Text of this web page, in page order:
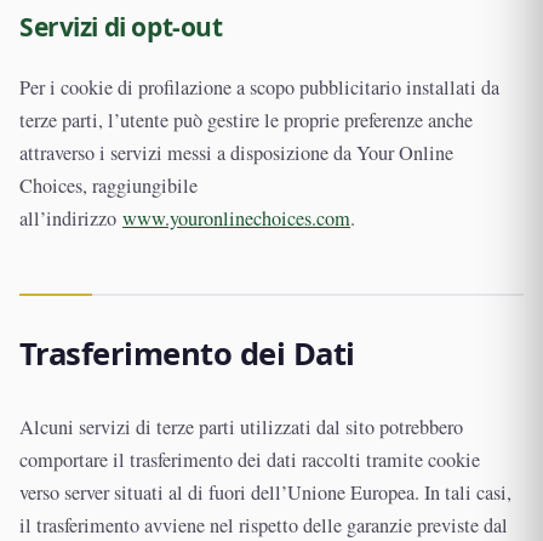
Servizi di opt-out
Per i cookie di profilazione a scopo pubblicitario installati da
terze parti, l’utente può gestire le proprie preferenze anche
attraverso i servizi messi a disposizione da Your Online
Choices, raggiungibile
all’indirizzo www.youronlinechoices.com.
Trasferimento dei Dati
Alcuni servizi di terze parti utilizzati dal sito potrebbero
comportare il trasferimento dei dati raccolti tramite cookie
verso server situati al di fuori dell’Unione Europea. In tali casi,
il trasferimento avviene nel rispetto delle garanzie previste dal